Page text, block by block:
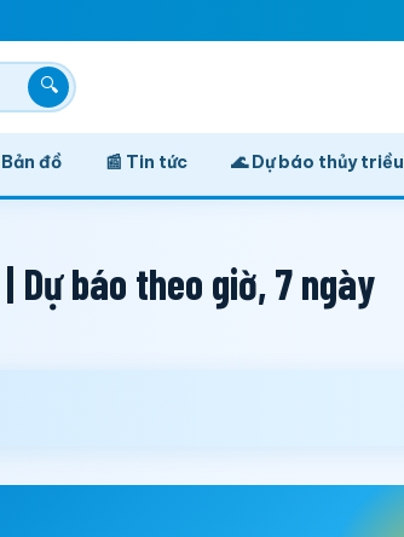
🔍
đồ 📰 Tin tức 🌊 Dự báo thủy triều
báo theo giờ, 7 ngày